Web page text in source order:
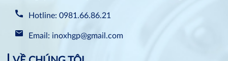
Hotline: 0981.66.86.21
Email: inoxhgp@gmail.com